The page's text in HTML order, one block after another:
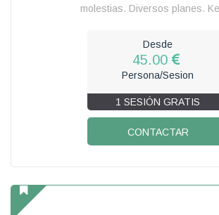
molestias. Diversos planes.
Desde
45.00
Persona/Sesion
1 SESIÓN GRATIS
CONTACTAR